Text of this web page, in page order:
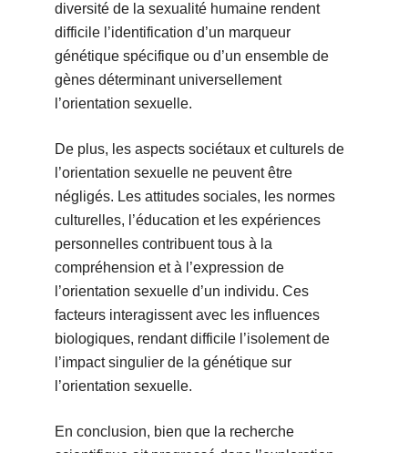
diversité de la sexualité humaine rendent
difficile l’identification d’un marqueur
génétique spécifique ou d’un ensemble de
gènes déterminant universellement
l’orientation sexuelle.
De plus, les aspects sociétaux et culturels de
l’orientation sexuelle ne peuvent être
négligés. Les attitudes sociales, les normes
culturelles, l’éducation et les expériences
personnelles contribuent tous à la
compréhension et à l’expression de
l’orientation sexuelle d’un individu. Ces
facteurs interagissent avec les influences
biologiques, rendant difficile l’isolement de
l’impact singulier de la génétique sur
l’orientation sexuelle.
En conclusion, bien que la recherche